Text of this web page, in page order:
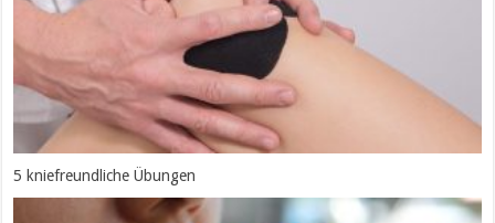
5 kniefreundliche Übungen